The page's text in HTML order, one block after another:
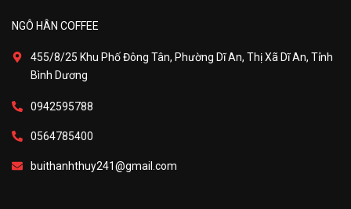
NGÔ HÂN COFFEE
455/8/25 Khu Phố Đông Tân, Phường Dĩ An, Thị Xã Dĩ An, Tỉnh
Bình Dương
0942595788
0564785400
buithanhthuy241@gmail.com